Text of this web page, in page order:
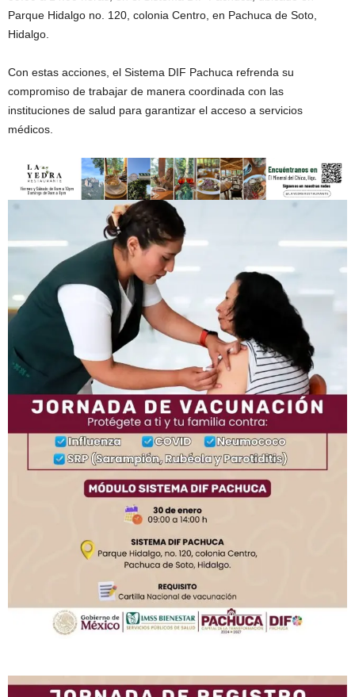
Parque Hidalgo no. 120, colonia Centro, en Pachuca de Soto,
Hidalgo.
Con estas acciones, el Sistema DIF Pachuca refrenda su
compromiso de trabajar de manera coordinada con las
instituciones de salud para garantizar el acceso a servicios
médicos.